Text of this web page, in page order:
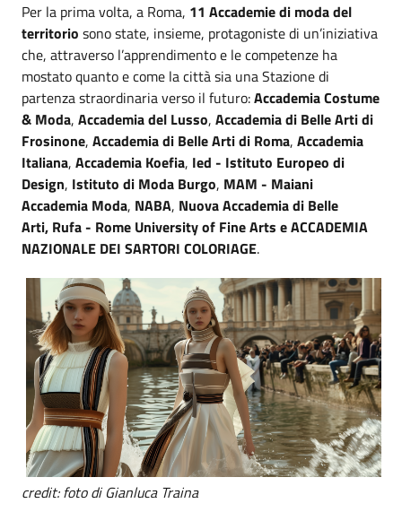
Per la prima volta, a Roma, 11 Accademie di moda del
territorio sono state, insieme, protagoniste di un’iniziativa
che, attraverso l’apprendimento e le competenze ha
mostato quanto e come la città sia una Stazione di
partenza straordinaria verso il futuro:Accademia Costume
& Moda, Accademia del Lusso, Accademia di Belle Arti di
Frosinone, Accademia di Belle Arti di Roma, Accademia
Italiana, Accademia Koefia, Ied - Istituto Europeo di
Design, Istituto di Moda Burgo, MAM - Maiani
Accademia Moda, NABA, Nuova Accademia di Belle
Arti, Rufa - Rome University of Fine Arts e ACCADEMIA
NAZIONALE DEI SARTORI COLORIAGE.
credit: foto di Gianluca Traina